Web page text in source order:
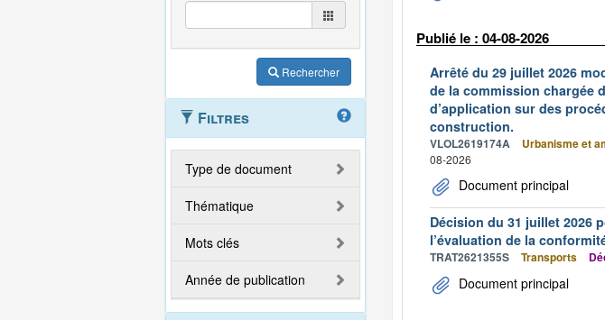
Rechercher
Filtres
Type de document
Thématique
Mots clés
Année de publication
Publié le : 04-08-2026
Arrêté du 29 juillet 2026
de la commission chargée
d’application sur des
construction.
VLOL2619174A Urbanisme et
08-2026
Document principal
Décision du 31 juillet 2026
l’évaluation de la
TRAT2621355S Transports
Document principal